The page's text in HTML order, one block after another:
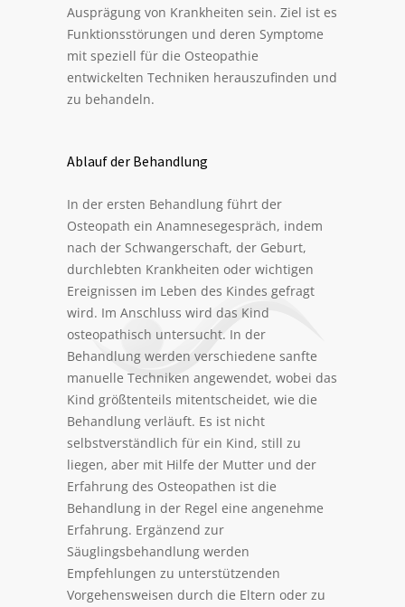
Ausprägung von Krankheiten sein. Ziel ist es
Funktionsstörungen und deren Symptome
mit speziell für die Osteopathie
entwickelten Techniken herauszufinden und
zu behandeln.
Ablauf der Behandlung
In der ersten Behandlung führt der
Osteopath ein Anamnesegespräch, indem
nach der Schwangerschaft, der Geburt,
durchlebten Krankheiten oder wichtigen
Ereignissen im Leben des Kindes gefragt
wird. Im Anschluss wird das Kind
osteopathisch untersucht. In der
Behandlung werden verschiedene sanfte
manuelle Techniken angewendet, wobei das
Kind größtenteils mitentscheidet, wie die
Behandlung verläuft. Es ist nicht
selbstverständlich für ein Kind, still zu
liegen, aber mit Hilfe der Mutter und der
Erfahrung des Osteopathen ist die
Behandlung in der Regel eine angenehme
Erfahrung. Ergänzend zur
Säuglingsbehandlung werden
Empfehlungen zu unterstützenden
Vorgehensweisen durch die Eltern oder zu